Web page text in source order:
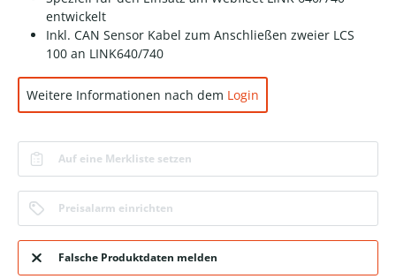
entwickelt
Inkl. CAN Sensor Kabel zum Anschließen zweier LCS
100 an LINK640/740
Weitere Informationen nach dem Login
Auf eine Merkliste setzen
Preisalarm einrichten
Falsche Produktdaten melden